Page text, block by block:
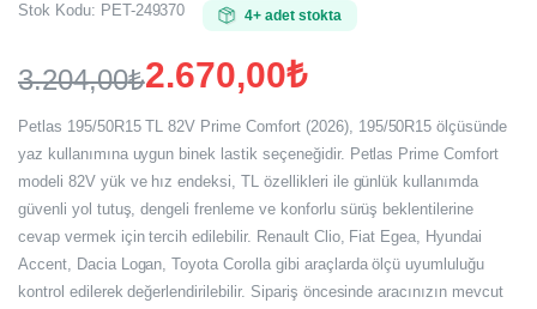
Stok Kodu: PET-249370 4+ adet stokta
3.204,00₺
Orijinal
fiyat:
3.204,00₺.
2.670,00₺
Şu
andaki
fiyat:
2.670,00₺.
Petlas 195/50R15 TL 82V Prime Comfort (2026), 195/50R15 ölçüsünde
yaz kullanımına uygun binek lastik seçeneğidir. Petlas Prime Comfort
modeli 82V yük ve hız endeksi, TL özellikleri ile günlük kullanımda
güvenli yol tutuş, dengeli frenleme ve konforlu sürüş beklentilerine
cevap vermek için tercih edilebilir. Renault Clio, Fiat Egea, Hyundai
Accent, Dacia Logan, Toyota Corolla gibi araçlarda ölçü uyumluluğu
kontrol edilerek değerlendirilebilir. Sipariş öncesinde aracınızın mevcut